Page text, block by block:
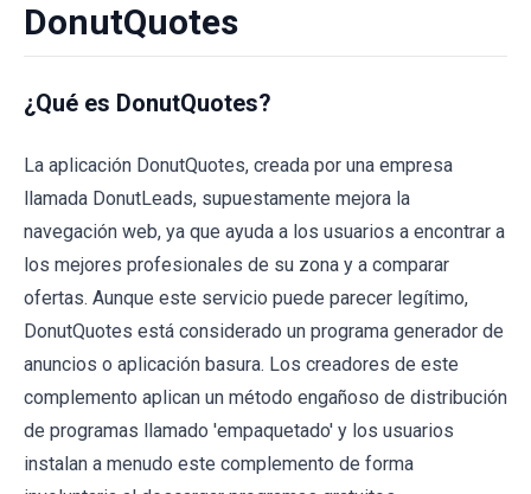
DonutQuotes
¿Qué es DonutQuotes?
La aplicación DonutQuotes, creada por una empresa
llamada DonutLeads, supuestamente mejora la
navegación web, ya que ayuda a los usuarios a encontrar a
los mejores profesionales de su zona y a comparar
ofertas. Aunque este servicio puede parecer legítimo,
DonutQuotes está considerado un programa generador de
anuncios o aplicación basura. Los creadores de este
complemento aplican un método engañoso de distribución
de programas llamado 'empaquetado' y los usuarios
instalan a menudo este complemento de forma